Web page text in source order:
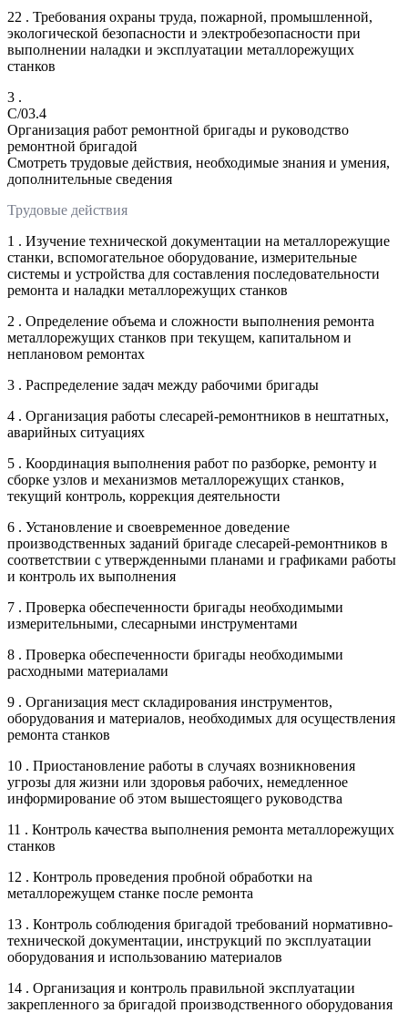
22 . Требования охраны труда, пожарной, промышленной,
экологической безопасности и электробезопасности при
выполнении наладки и эксплуатации металлорежущих
станков
3 .
C/03.4
Организация работ ремонтной бригады и руководство
ремонтной бригадой
Смотреть трудовые действия, необходимые знания и умения,
дополнительные сведения
Трудовые действия
1 . Изучение технической документации на металлорежущие
станки, вспомогательное оборудование, измерительные
системы и устройства для составления последовательности
ремонта и наладки металлорежущих станков
2 . Определение объема и сложности выполнения ремонта
металлорежущих станков при текущем, капитальном и
неплановом ремонтах
3 . Распределение задач между рабочими бригады
4 . Организация работы слесарей-ремонтников в нештатных,
аварийных ситуациях
5 . Координация выполнения работ по разборке, ремонту и
сборке узлов и механизмов металлорежущих станков,
текущий контроль, коррекция деятельности
6 . Установление и своевременное доведение
производственных заданий бригаде слесарей-ремонтников в
соответствии с утвержденными планами и графиками работы
и контроль их выполнения
7 . Проверка обеспеченности бригады необходимыми
измерительными, слесарными инструментами
8 . Проверка обеспеченности бригады необходимыми
расходными материалами
9 . Организация мест складирования инструментов,
оборудования и материалов, необходимых для осуществления
ремонта станков
10 . Приостановление работы в случаях возникновения
угрозы для жизни или здоровья рабочих, немедленное
информирование об этом вышестоящего руководства
11 . Контроль качества выполнения ремонта металлорежущих
станков
12 . Контроль проведения пробной обработки на
металлорежущем станке после ремонта
13 . Контроль соблюдения бригадой требований нормативно-
технической документации, инструкций по эксплуатации
оборудования и использованию материалов
14 . Организация и контроль правильной эксплуатации
закрепленного за бригадой производственного оборудования